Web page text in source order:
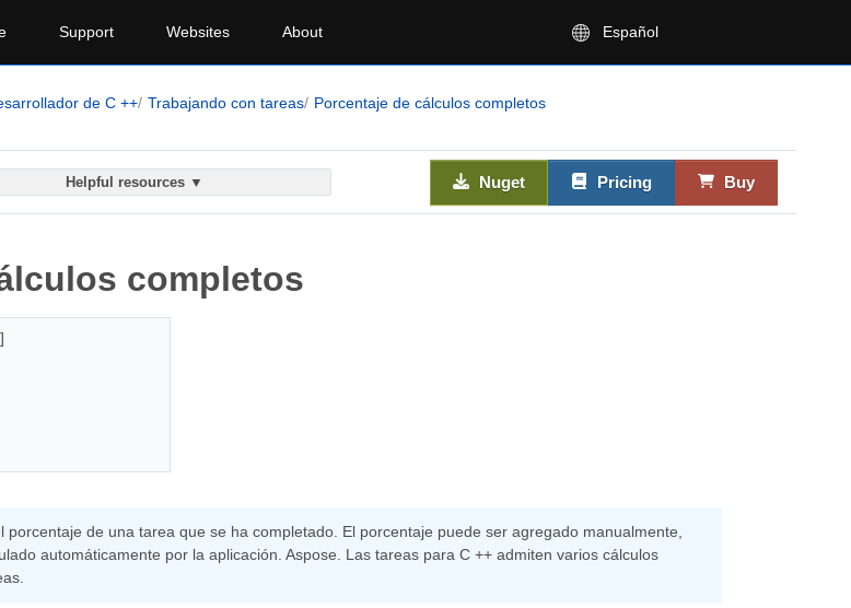
Support Websites About Español
de C ++ Trabajando con tareas Porcentaje de cálculos completos
Helpful resources ▼ Nuget Pricing Buy
completos
]
porcentaje de una tarea que se ha completado. El porcentaje puede ser agregado manualmente,
automáticamente por la aplicación. Aspose. Las tareas para C ++ admiten varios cálculos